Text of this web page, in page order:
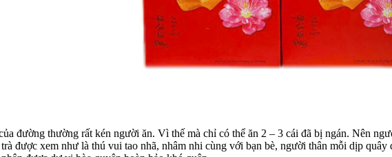
đường thường rất kén người ăn. Vì thế mà chỉ có thể ăn 2 – 3 cái đã bị ngán. Nên
được xem như là thú vui tao nhã, nhâm nhi cùng với bạn bè, người thân mỗi dịp